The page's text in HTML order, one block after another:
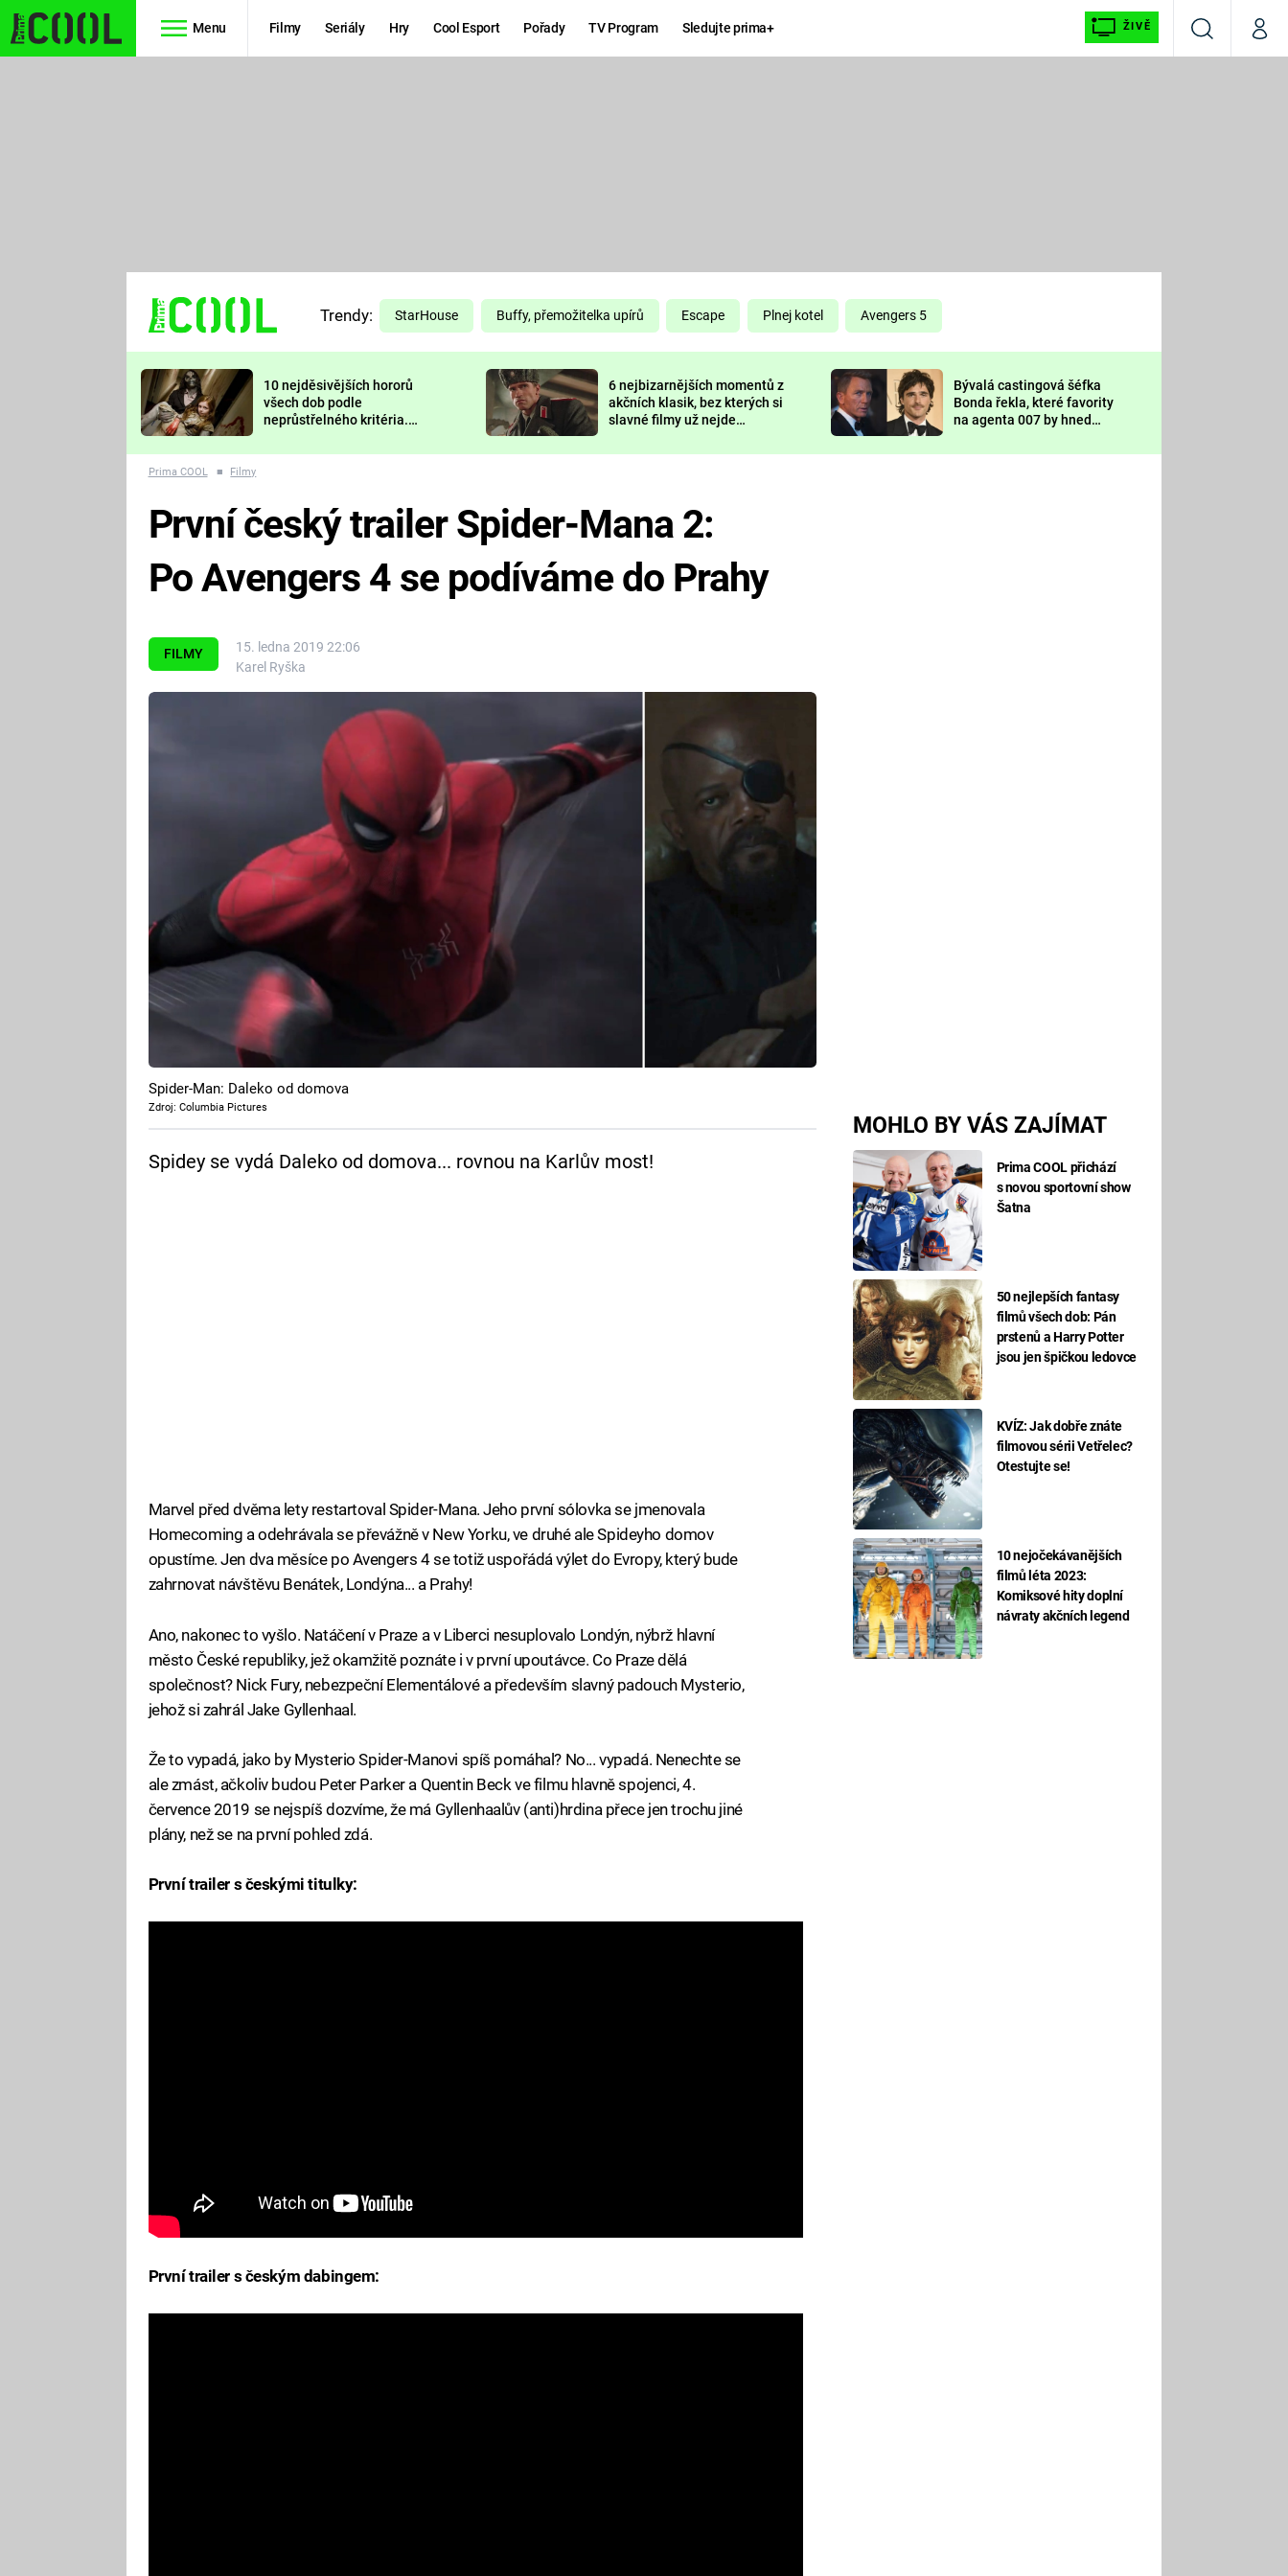
Menu Filmy Seriály Hry Cool Esport Pořady TV Program Sledujte prima+ ŽIVĚ
VyhledáváníMůj
TŘESKU
FUTURAMA
PREDÁTOR
DELIVERANCE
KOMEDIE
CHUCK
NORRIS
DEADPOOL
Prima LAJK
Sledujte nás
Trendy: StarHouse Buffy, přemožitelka upírů Escape Plnej kotel Avengers 5
10 nejděsivějších hororů
všech dob podle
neprůstřelného kritéria.
nejvíc zvednou tep?
6 nejbizarnějších momentů z
akčních klasik, bez kterých si
slavné filmy už nejde
Bývalá castingová šéfka
Bonda řekla, které favority
na agenta 007 by hned
Prima COOL ■ Filmy
FILMY
15. ledna 2019 22:06
Karel Ryška
MOHLO BY VÁS ZAJÍMAT
Prima COOL přichází
s novou sportovní show
Šatna
50 nejlepších fantasy
filmů všech dob: Pán
prstenů a Harry Potter
jsou jen špičkou ledovce
KVÍZ: Jak dobře znáte
filmovou sérii Vetřelec?
Otestujte se!
10 nejočekávanějších
filmů léta 2023:
Komiksové hity doplní
návraty akčních legend
První český trailer Spider-Mana 2:
Po Avengers 4 se podíváme do Prahy
Spider-Man: Daleko od domova
Zdroj: Columbia Pictures
Spidey se vydá Daleko od domova... rovnou na Karlův most!
Marvel před dvěma lety restartoval Spider-Mana. Jeho první sólovka se jmenovala
Homecoming a odehrávala se převážně v New Yorku, ve druhé ale Spideyho domov
opustíme. Jen dva měsíce po Avengers 4 se totiž uspořádá výlet do Evropy, který bude
zahrnovat návštěvu Benátek, Londýna... a Prahy!
Ano, nakonec to vyšlo. Natáčení v Praze a v Liberci nesuplovalo Londýn, nýbrž hlavní
město České republiky, jež okamžitě poznáte i v první upoutávce. Co Praze dělá
společnost? Nick Fury, nebezpeční Elementálové a především slavný padouch Mysterio,
jehož si zahrál Jake Gyllenhaal.
Že to vypadá, jako by Mysterio Spider-Manovi spíš pomáhal? No... vypadá. Nenechte se
ale zmást, ačkoliv budou Peter Parker a Quentin Beck ve filmu hlavně spojenci, 4.
července 2019 se nejspíš dozvíme, že má Gyllenhaalův (anti)hrdina přece jen trochu jiné
plány, než se na první pohled zdá.
První trailer s českými titulky:
První trailer s českým dabingem: